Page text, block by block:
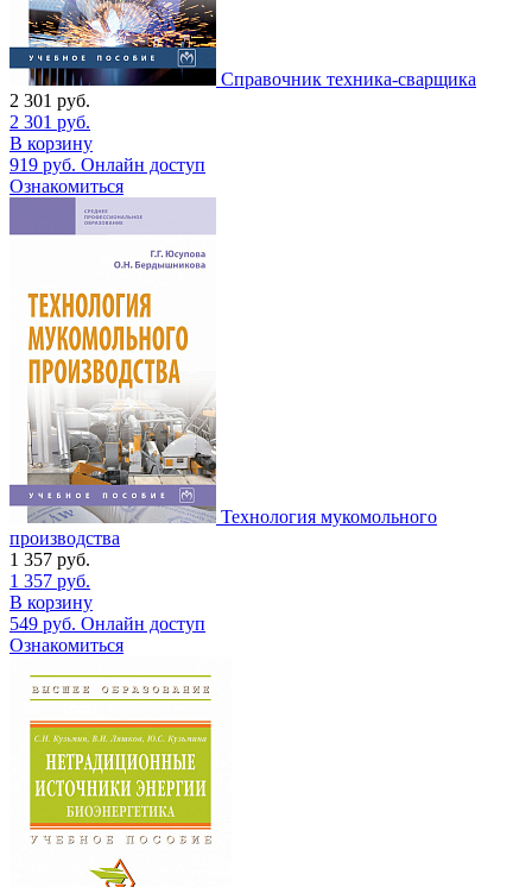
Справочник техника-сварщика
2 301 руб.
2 301 руб.
В корзину
919 руб. Онлайн доступ
Ознакомиться
Технология мукомольного
производства
1 357 руб.
1 357 руб.
В корзину
549 руб. Онлайн доступ
Ознакомиться